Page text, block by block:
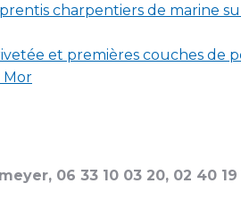
charpentiers de marine
et premières couches de
Mor
06 33 10 03 20, 02 40